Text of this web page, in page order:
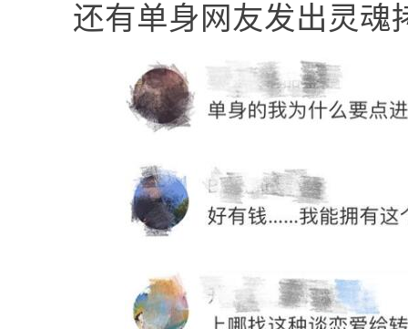
还有单身网友发出灵魂